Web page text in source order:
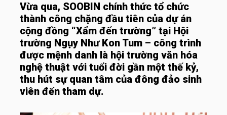
Vừa qua, SOOBIN chính thức tổ chức
thành công chặng đầu tiên của dự án
cộng đồng “Xẩm đến trường” tại Hội
trường Ngụy Như Kon Tum – công trình
được mệnh danh là hội trường văn hóa
nghệ thuật với tuổi đời gần một thế kỷ,
thu hút sự quan tâm của đông đảo sinh
viên đến tham dự.